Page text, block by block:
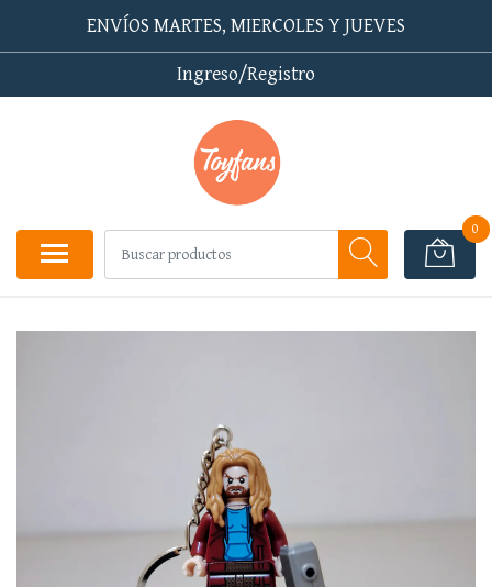
ENVÍOS MARTES, MIERCOLES Y JUEVES
Ingreso/Registro
0